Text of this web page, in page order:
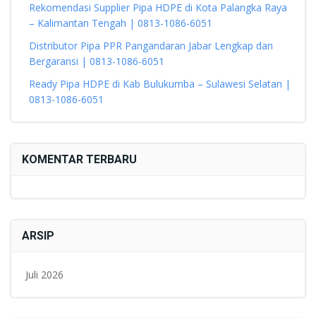
Rekomendasi Supplier Pipa HDPE di Kota Palangka Raya
– Kalimantan Tengah | 0813-1086-6051
Distributor Pipa PPR Pangandaran Jabar Lengkap dan
Bergaransi | 0813-1086-6051
Ready Pipa HDPE di Kab Bulukumba – Sulawesi Selatan |
0813-1086-6051
KOMENTAR TERBARU
ARSIP
Juli 2026